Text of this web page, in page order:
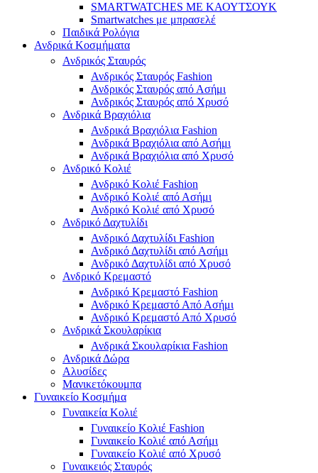
SMARTWATCHES ΜΕ ΚΑΟΥΤΣΟΥΚ
Smartwatches με μπρασελέ
Παιδικά Ρολόγια
Ανδρικά Κοσμήματα
Ανδρικός Σταυρός
Ανδρικός Σταυρός Fashion
Ανδρικός Σταυρός από Ασήμι
Ανδρικός Σταυρός από Χρυσό
Ανδρικά Βραχιόλια
Ανδρικά Βραχιόλια Fashion
Ανδρικά Βραχιόλια από Ασήμι
Ανδρικά Βραχιόλια από Χρυσό
Ανδρικό Κολιέ
Ανδρικό Κολιέ Fashion
Ανδρικό Κολιέ από Ασήμι
Ανδρικό Κολιέ από Χρυσό
Ανδρικό Δαχτυλίδι
Ανδρικό Δαχτυλίδι Fashion
Ανδρικό Δαχτυλίδι από Ασήμι
Ανδρικό Δαχτυλίδι από Χρυσό
Ανδρικό Κρεμαστό
Ανδρικό Κρεμαστό Fashion
Ανδρικό Κρεμαστό Από Ασήμι
Ανδρικό Κρεμαστό Από Χρυσό
Ανδρικά Σκουλαρίκια
Ανδρικά Σκουλαρίκια Fashion
Ανδρικά Δώρα
Αλυσίδες
Μανικετόκουμπα
Γυναικείο Κοσμήμα
Γυναικεία Κολιέ
Γυναικείο Κολιέ Fashion
Γυναικείο Κολιέ από Ασήμι
Γυναικείο Κολιέ από Χρυσό
Γυναικειός Σταυρός